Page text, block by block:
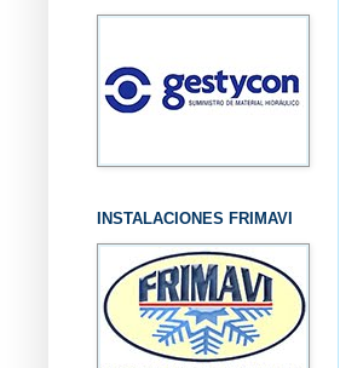
INSTALACIONES FRIMAVI